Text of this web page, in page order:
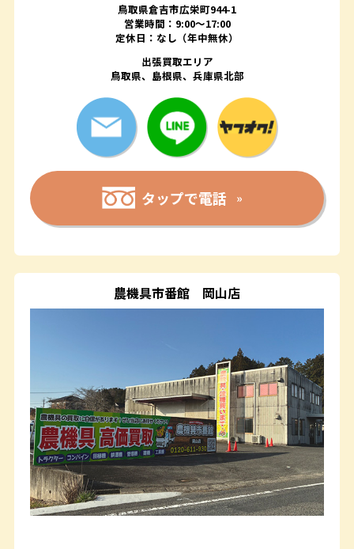
鳥取県倉吉市広栄町944-1
営業時間：9:00～17:00
定休日：なし（年中無休）
出張買取エリア
鳥取県、島根県、兵庫県北部
タップで電話
農機具市番館 岡山店